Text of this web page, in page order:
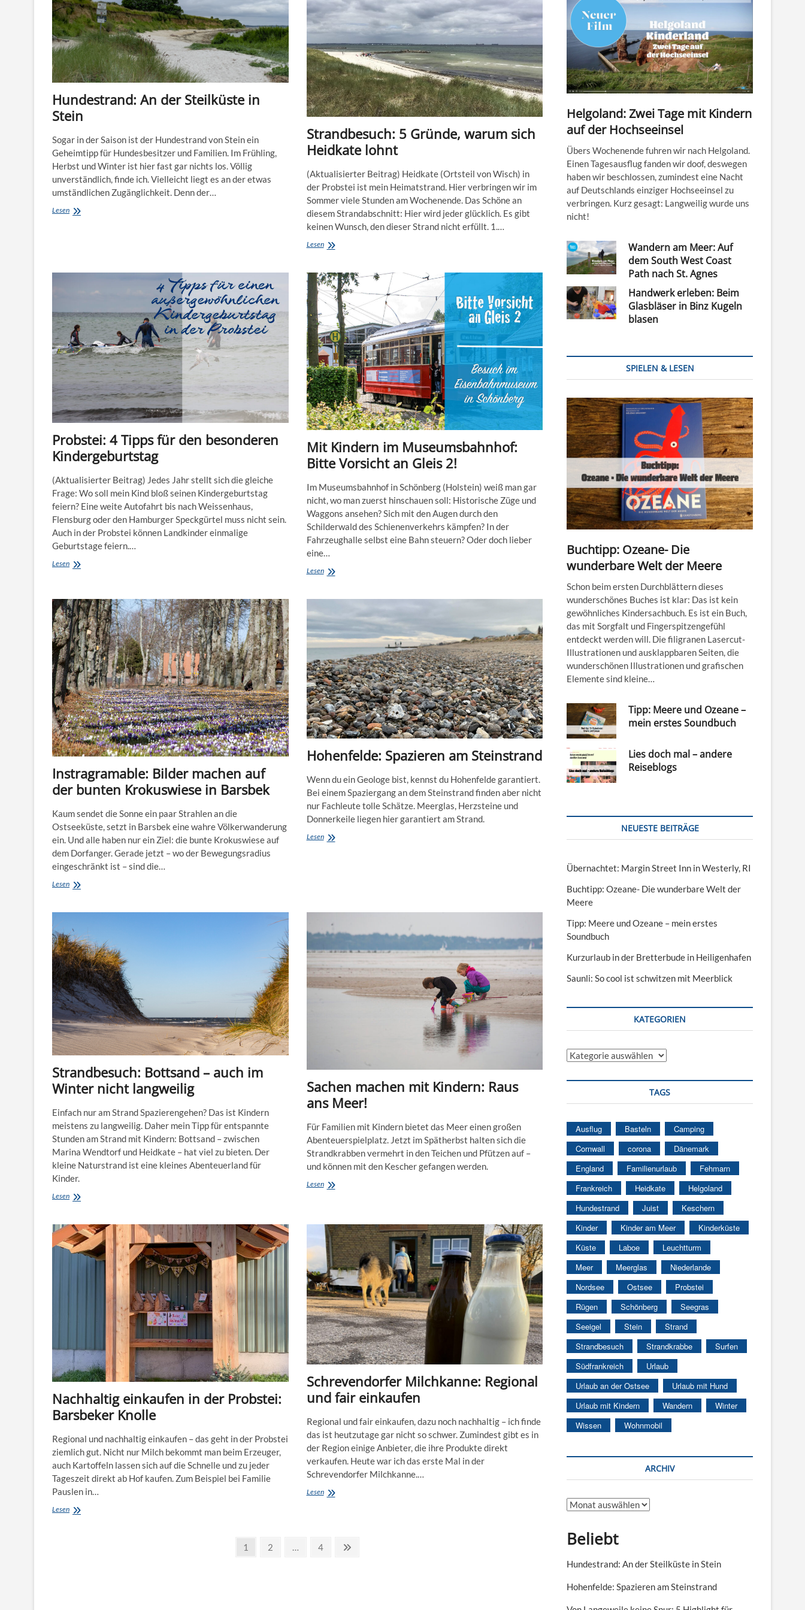
Hundestrand: An der Steilküste in
Stein
Sogar in der Saison ist der Hundestrand von Stein ein
Geheimtipp für Hundesbesitzer und Familien. Im Frühling,
Herbst und Winter ist hier fast gar nichts los. Völlig
unverständlich, finde ich. Vielleicht liegt es an der etwas
umständlichen Zugänglichkeit. Denn der…
LesenHundestrand:
Strandbesuch: 5 Gründe, warum sich
Heidkate lohnt
(Aktualisierter Beitrag) Heidkate (Ortsteil von Wisch) in
der Probstei ist mein Heimatstrand. Hier verbringen wir im
Sommer viele Stunden am Wochenende. Das Schöne an
diesem Strandabschnitt: Hier wird jeder glücklich. Es gibt
keinen Wunsch, den dieser Strand nicht erfüllt. 1.…
LesenStrandbesuch:
warum
sich
Heidkate
lohnt
Probstei: 4 Tipps für den besonderen
Kindergeburtstag
(Aktualisierter Beitrag) Jedes Jahr stellt sich die gleiche
Frage: Wo soll mein Kind bloß seinen Kindergeburtstag
feiern? Eine weite Autofahrt bis nach Weissenhaus,
Flensburg oder den Hamburger Speckgürtel muss nicht sein.
Auch in der Probstei können Landkinder einmalige
Geburtstage feiern.…
LesenProbstei:
den
besonderen
Kindergeburtstag
Mit Kindern im Museumsbahnhof:
Bitte Vorsicht an Gleis 2!
Im Museumsbahnhof in Schönberg (Holstein) weiß man gar
nicht, wo man zuerst hinschauen soll: Historische Züge und
Waggons ansehen? Sich mit den Augen durch den
Schilderwald des Schienenverkehrs kämpfen? In der
Fahrzeughalle selbst eine Bahn steuern? Oder doch lieber
eine…
LesenMit
Museumsbahnhof:
Vorsicht
an
Gleis
Instragramable: Bilder machen auf
der bunten Krokuswiese in Barsbek
Kaum sendet die Sonne ein paar Strahlen an die
Ostseeküste, setzt in Barsbek eine wahre Völkerwanderung
ein. Und alle haben nur ein Ziel: die bunte Krokuswiese auf
dem Dorfanger. Gerade jetzt – wo der Bewegungsradius
eingeschränkt ist – sind die…
LesenInstragramable:
auf
bunten
Krokuswiese
in
Barsbek
Hohenfelde: Spazieren am Steinstrand
Wenn du ein Geologe bist, kennst du Hohenfelde garantiert.
Bei einem Spaziergang an dem Steinstrand finden aber nicht
nur Fachleute tolle Schätze. Meerglas, Herzsteine und
Donnerkeile liegen hier garantiert am Strand.
LesenHohenfelde:
Strandbesuch: Bottsand – auch im
Winter nicht langweilig
Einfach nur am Strand Spazierengehen? Das ist Kindern
meistens zu langweilig. Daher mein Tipp für entspannte
Stunden am Strand mit Kindern: Bottsand – zwischen
Marina Wendtorf und Heidkate – hat viel zu bieten. Der
kleine Naturstrand ist eine kleines Abenteuerland für
Kinder.
LesenStrandbesuch:
auch
im
Winter
Sachen machen mit Kindern: Raus
ans Meer!
Für Familien mit Kindern bietet das Meer einen großen
Abenteuerspielplatz. Jetzt im Spätherbst halten sich die
Strandkrabben vermehrt in den Teichen und Pfützen auf –
und können mit den Kescher gefangen werden.
LesenSachen
Raus
ans
Meer!
Nachhaltig einkaufen in der Probstei:
Barsbeker Knolle
Regional und nachhaltig einkaufen – das geht in der Probstei
ziemlich gut. Nicht nur Milch bekommt man beim Erzeuger,
auch Kartoffeln lassen sich auf die Schnelle und zu jeder
Tageszeit direkt ab Hof kaufen. Zum Beispiel bei Familie
Pauslen in…
LesenNachhaltig
Schrevendorfer Milchkanne: Regional
und fair einkaufen
Regional und fair einkaufen, dazu noch nachhaltig – ich finde
das ist heutzutage gar nicht so schwer. Zumindest gibt es in
der Region einige Anbieter, die ihre Produkte direkt
verkaufen. Heute war ich das erste Mal in der
Schrevendorfer Milchkanne.…
LesenSchrevendorfer
einkaufen
Page
1 Page
2 … Page
4
Helgoland: Zwei Tage mit Kindern
auf der Hochseeinsel
Übers Wochenende fuhren wir nach Helgoland.
Einen Tagesausflug fanden wir doof, deswegen
haben wir beschlossen, zumindest eine Nacht
auf Deutschlands einziger Hochseeinsel zu
verbringen. Kurz gesagt: Langweilig wurde uns
nicht!
Wandern am Meer: Auf
dem South West Coast
Path nach St. Agnes
Handwerk erleben: Beim
Glasbläser in Binz Kugeln
blasen
SPIELEN & LESEN
Buchtipp: Ozeane- Die
wunderbare Welt der Meere
Schon beim ersten Durchblättern dieses
wunderschönes Buches ist klar: Das ist kein
gewöhnliches Kindersachbuch. Es ist ein Buch,
das mit Sorgfalt und Fingerspitzengefühl
entdeckt werden will. Die filigranen Lasercut-
Illustrationen und ausklappbaren Seiten, die
wunderschönen Illustrationen und grafischen
Elemente sind kleine…
Tipp: Meere und Ozeane –
mein erstes Soundbuch
Lies doch mal – andere
Reiseblogs
NEUESTE BEITRÄGE
Übernachtet: Margin Street Inn in Westerly, RI
Buchtipp: Ozeane- Die wunderbare Welt der
Meere
Tipp: Meere und Ozeane – mein erstes
Soundbuch
Kurzurlaub in der Bretterbude in Heiligenhafen
Saunli: So cool ist schwitzen mit Meerblick
KATEGORIEN
Kategorien
TAGS
Ausflug Basteln
Camping
Cornwall
corona
Dänemark
England
Familienurlaub
Fehmarn
Frankreich
Heidkate
Helgoland
Hundestrand
Juist
Keschern
Kinder
Kinder am Meer
Kinderküste
Küste
Laboe
Leuchtturm
Meer
Meerglas
Niederlande
Nordsee
Ostsee
Probstei
Rügen
Schönberg
Seegras
Seeigel
Stein
Strand
Strandbesuch
Strandkrabbe
Surfen
Südfrankreich
Urlaub
Urlaub an der Ostsee
Urlaub mit Hund
Urlaub mit Kindern
Wandern
Winter
Wissen
Wohnmobil
ARCHIV
Archiv
Beliebt
Hundestrand: An der Steilküste in Stein
Hohenfelde: Spazieren am Steinstrand